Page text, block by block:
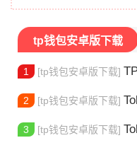
tp钱包安卓版下载
1 [tp钱包安卓版下载]
2 [tp钱包安卓版下载]
3 [tp钱包安卓版下载]